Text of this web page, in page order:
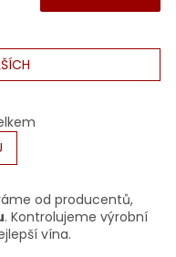
od producentů,
. Kontrolujeme výrobní
vína.